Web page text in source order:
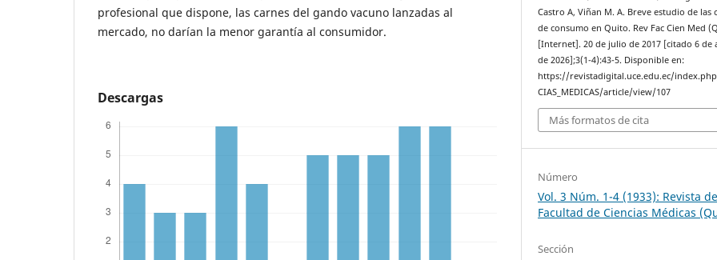
profesional que dispone, las carnes del gando vacuno lanzadas al
mercado, no darían la menor garantía al consumidor.
Descargas
Castro A, Viñan M. A. Breve estudio de las
de consumo en Quito. Rev Fac Cien Med
[Internet]. 20 de julio de 2017 [citado 6 de
de 2026];3(1-4):43-5. Disponible en:
https://revistadigital.uce.edu.ec/
CIAS_MEDICAS/article/view/107
Más formatos de cita
Número
Vol. 3 Núm. 1-4 (1933): Revista
Facultad de Ciencias Médicas
Sección